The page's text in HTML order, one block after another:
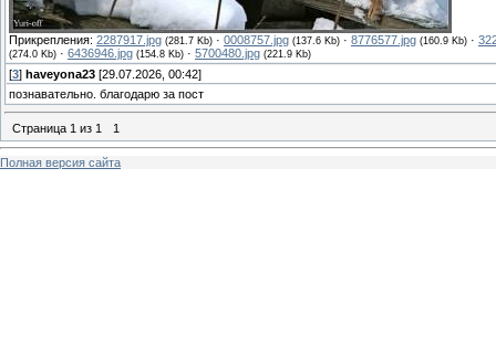
Прикрепления: 2287917.jpg (281.7 Kb) · 0008757.jpg (137.6 Kb) · 8776577.jpg (160.9 Kb) ·
(274.0 Kb) · 6436946.jpg (154.8 Kb) · 5700480.jpg (221.9 Kb)
[3] haveyona23 [29.07.2026, 00:42]
познавательно. благодарю за пост
Страница 1 из 1 1
Полная версия сайта